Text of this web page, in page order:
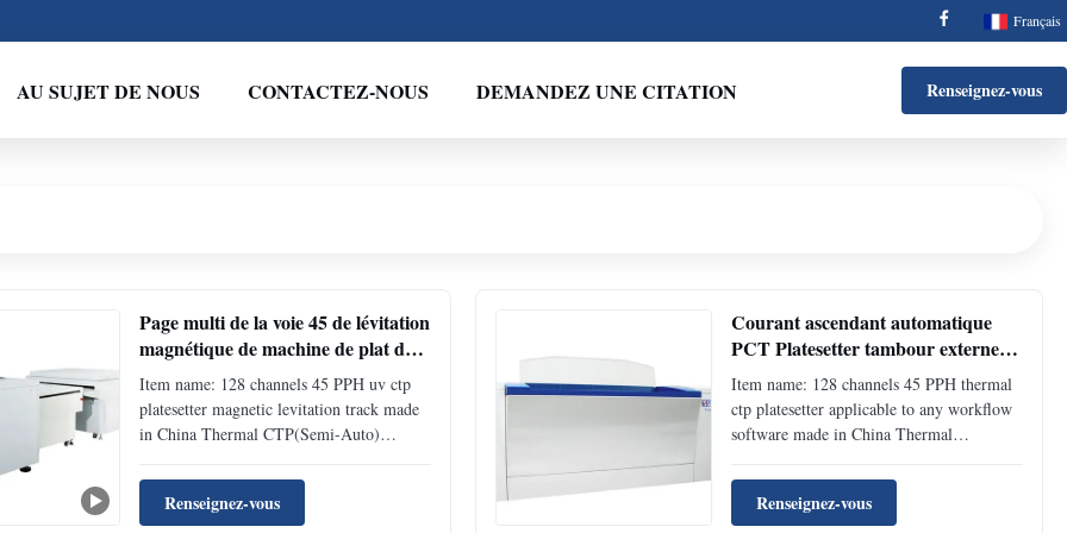
Français
AU SUJET DE NOUS CONTACTEZ-NOUS DEMANDEZ UNE CITATION Renseignez-vous
Page multi de la voie 45 de lévitation
magnétique de machine de plat des
canaux PCT par heure
Item name: 128 channels 45 PPH uv ctp
platesetter magnetic levitation track made
in China Thermal CTP(Semi-Auto)
CTP Yinber 8300A Yinber 8500A1
Yinber 8600A Yinber 4300A Yinber
Renseignez-vous
Courant ascendant automatique
PCT Platesetter tambour externe
couleur blanche/bleue de 45 PPH
Item name: 128 channels 45 PPH thermal
ctp platesetter applicable to any workflow
software made in China Thermal
Model Thermal CTP Yinber 8300A
Yinber 8500A1 Yinber 8600A Yinber
Renseignez-vous